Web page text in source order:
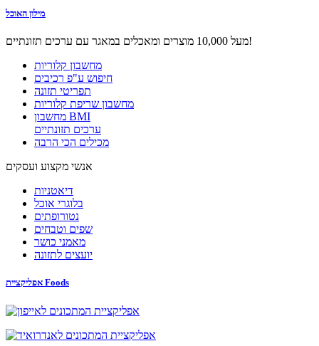
מילון האוכל
מעל 10,000 מוצרים ומאכלים במאגר עם ערכים תזונתיים!
מחשבון קלוריות
חיפוש ע"פ רכיבים
תפריטי תזונה
מחשבון שריפת קלוריות
מחשבון BMI
ערכים תזונתיים
מכילים הכי הרבה
אנשי מקצוע ועסקים
דיאטניות
בלוגרי אוכל
נטורופתים
שפים וטבחים
מאמני כושר
יועצים לתזונה
אפליקציית Foods